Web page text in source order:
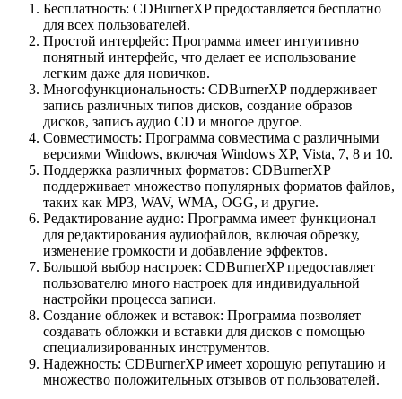
Бесплатность: CDBurnerXP предоставляется бесплатно
для всех пользователей.
Простой интерфейс: Программа имеет интуитивно
понятный интерфейс, что делает ее использование
легким даже для новичков.
Многофункциональность: CDBurnerXP поддерживает
запись различных типов дисков, создание образов
дисков, запись аудио CD и многое другое.
Совместимость: Программа совместима с различными
версиями Windows, включая Windows XP, Vista, 7, 8 и 10.
Поддержка различных форматов: CDBurnerXP
поддерживает множество популярных форматов файлов,
таких как MP3, WAV, WMA, OGG, и другие.
Редактирование аудио: Программа имеет функционал
для редактирования аудиофайлов, включая обрезку,
изменение громкости и добавление эффектов.
Большой выбор настроек: CDBurnerXP предоставляет
пользователю много настроек для индивидуальной
настройки процесса записи.
Создание обложек и вставок: Программа позволяет
создавать обложки и вставки для дисков с помощью
специализированных инструментов.
Надежность: CDBurnerXP имеет хорошую репутацию и
множество положительных отзывов от пользователей.